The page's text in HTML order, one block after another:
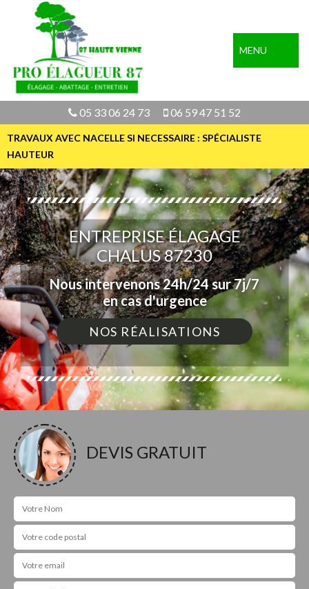
MENU
05 33 06 24 73 06 59 47 51 52
TRAVAUX AVEC NACELLE SI NECESSAIRE : SPÉCIALISTE
HAUTEUR
ENTREPRISE ÉLAGAGE
CHALUS 87230
Nous intervenons 24h/24 sur 7j/7
en cas d'urgence
NOS RÉALISATIONS
DEVIS GRATUIT